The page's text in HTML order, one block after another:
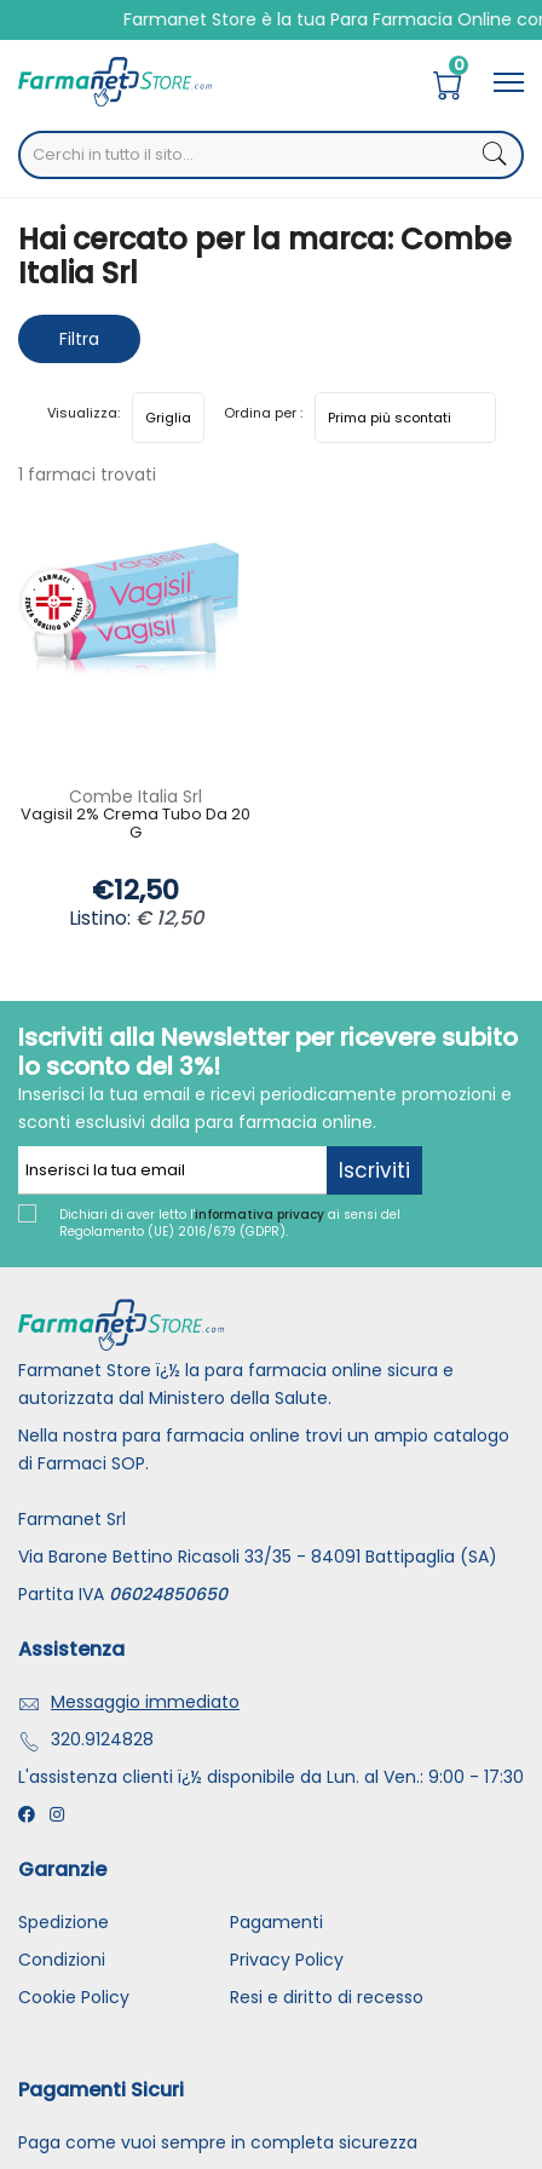
Farmanet Store è la tua Para Farmacia Online
0
Home Marche parafarmaci Combe Italia Srl
Hai cercato per la marca: Combe
Italia Srl
Filtra
1 farmaci trovati
Visualizza: Ordina per :
Combe Italia Srl
Vagisil 2% Crema Tubo Da 20
G
€12,50
Listino: € 12,50
Iscriviti alla Newsletter per ricevere subito
lo sconto del 3%!
Inserisci la tua email e ricevi periodicamente promozioni e
sconti esclusivi dalla para farmacia online.
Iscriviti
Dichiari di aver letto l'informativa privacy ai sensi del
Regolamento (UE) 2016/679 (GDPR).
Farmanet Store ï¿½ la para farmacia online sicura e
autorizzata dal Ministero della Salute.
Nella nostra para farmacia online trovi un ampio catalogo
di Farmaci SOP.
Farmanet Srl
Via Barone Bettino Ricasoli 33/35 - 84091 Battipaglia (SA)
Partita IVA 06024850650
Assistenza
Messaggio immediato
320.9124828
L'assistenza clienti ï¿½ disponibile da Lun. al Ven.: 9:00 - 17:30
Garanzie
Spedizione
Pagamenti
Condizioni
Privacy Policy
Cookie Policy
Resi e diritto di recesso
Pagamenti Sicuri
Paga come vuoi sempre in completa sicurezza